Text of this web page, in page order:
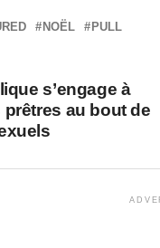
NOËL PULL
s’engage à
au bout de